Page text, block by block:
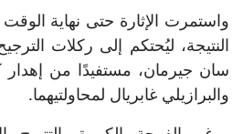
واستمرت الإثارة حتى نهاية
النتيجة، ليُحتكم إلى ركلات
والبرازيلي غابريال لمحاولتيهما.